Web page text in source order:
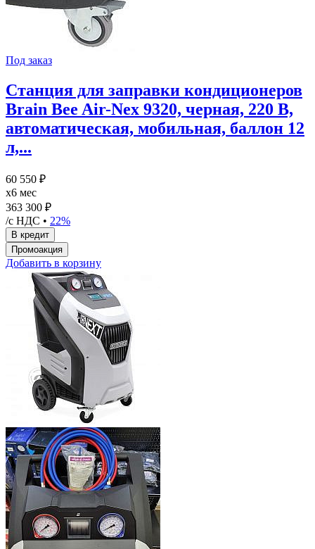
Под заказ
Станция для заправки кондиционеров
Brain Bee Air-Nex 9320, черная, 220 В,
автоматическая, мобильная, баллон 12
л,...
60 550 ₽
x6 мес
363 300 ₽
/с НДС • 22%
Добавить в корзину